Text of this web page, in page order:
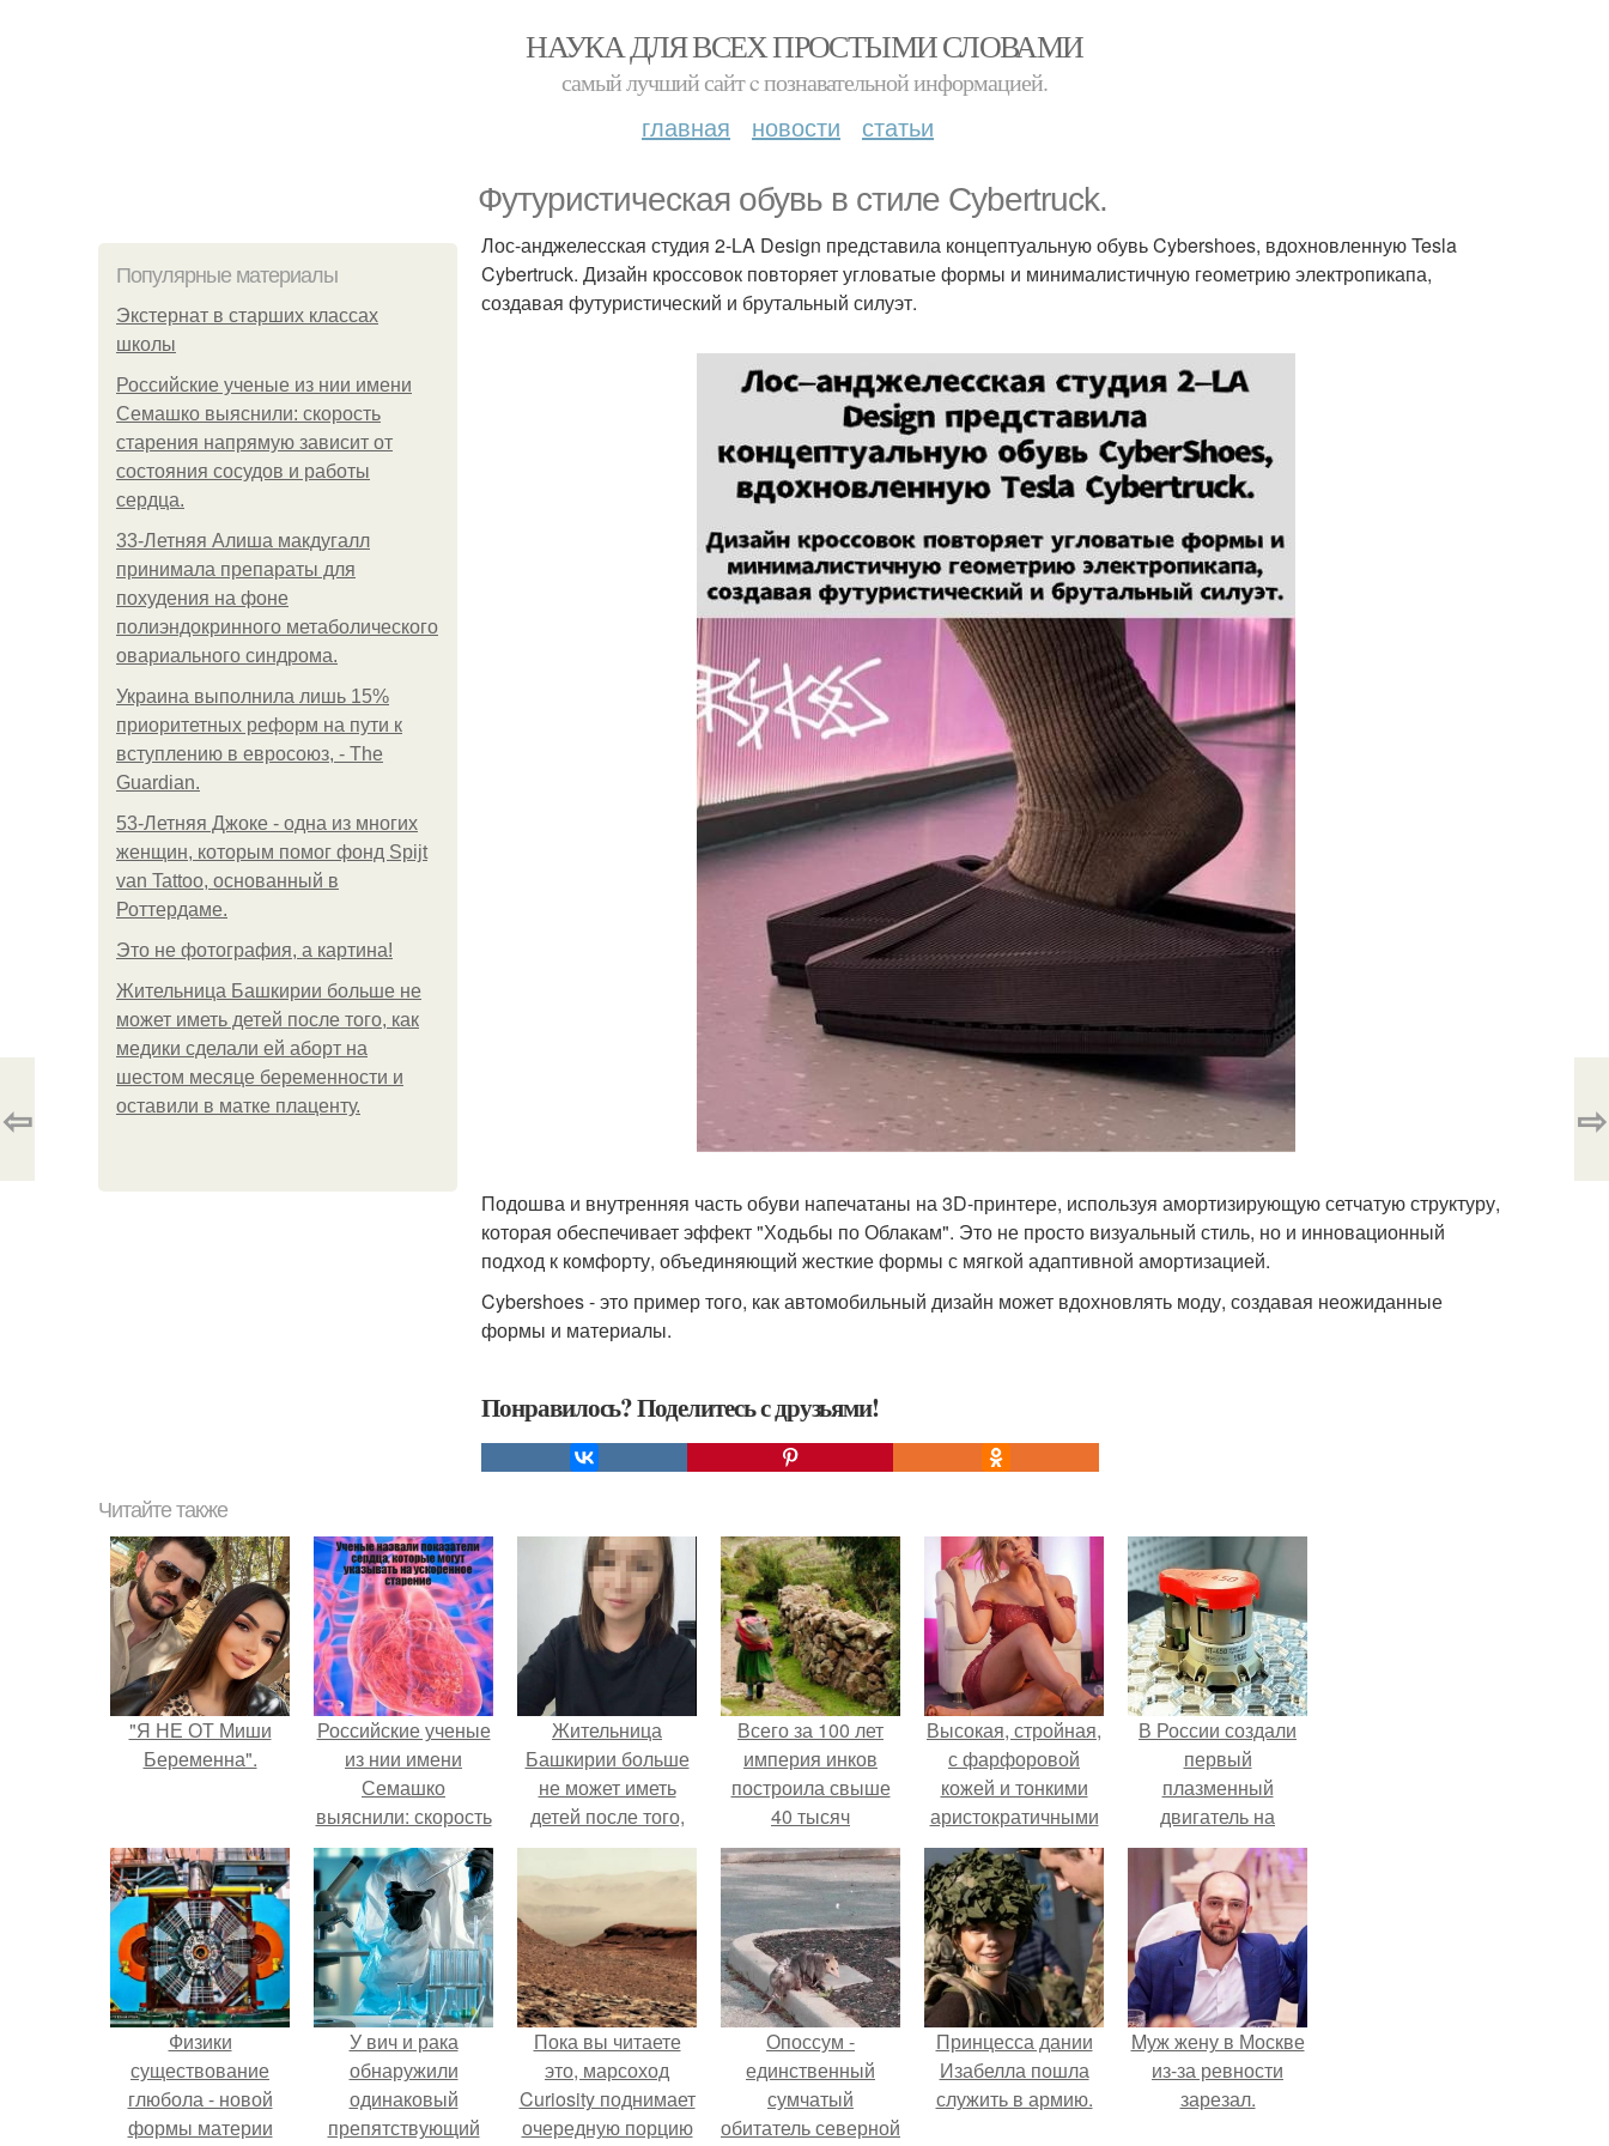
НАУКА ДЛЯ ВСЕХ ПРОСТЫМИ СЛОВАМИ
самый лучший сайт c познавательной информацией.
главная новости статьи
Футуристическая обувь в стиле Cybertruck.
Популярные материалы
Экстернат в старших классах
школы
Российские ученые из нии имени
Семашко выяснили: скорость
старения напрямую зависит от
состояния сосудов и работы
сердца.
33-Летняя Алиша макдугалл
принимала препараты для
похудения на фоне
полиэндокринного метаболического
овариального синдрома.
Украина выполнила лишь 15%
приоритетных реформ на пути к
вступлению в евросоюз, - The
Guardian.
53-Летняя Джоке - одна из многих
женщин, которым помог фонд Spijt
van Tattoo, основанный в
Роттердаме.
Это не фотография, а картина!
Жительница Башкирии больше не
может иметь детей после того, как
медики сделали ей аборт на
шестом месяце беременности и
оставили в матке плаценту.
Лос-анджелесская студия 2-LA Design представила концептуальную обувь Cybershoes, вдохновленную Tesla
Cybertruck. Дизайн кроссовок повторяет угловатые формы и минималистичную геометрию электропикапа,
создавая футуристический и брутальный силуэт.
Подошва и внутренняя часть обуви напечатаны на 3D-принтере, используя амортизирующую сетчатую структуру,
которая обеспечивает эффект "Ходьбы по Облакам". Это не просто визуальный стиль, но и инновационный
подход к комфорту, объединяющий жесткие формы с мягкой адаптивной амортизацией.
Cybershoes - это пример того, как автомобильный дизайн может вдохновлять моду, создавая неожиданные
формы и материалы.
Понравилось? Поделитесь с друзьями!
⇦ ⇨
Читайте также
"Я НЕ ОТ Миши
Беременна".
Российские ученые
из нии имени
Семашко
выяснили: скорость
старения напрямую
зависит от
состояния сосудов
и работы сердца.
Жительница
Башкирии больше
не может иметь
детей после того,
как медики сделали
ей аборт на шестом
месяце
беременности и
оставили в матке
плаценту.
Всего за 100 лет
империя инков
построила свыше
40 тысяч
километров дорог.
Высокая, стройная,
с фарфоровой
кожей и тонкими
аристократичными
чертами, эль
выглядит так, будто
сошла с полотна
художника.
В России создали
первый
плазменный
двигатель на
криптоне.
Физики
существование
глюбола - новой
формы материи
У вич и рака
обнаружили
одинаковый
препятствующий
Пока вы читаете
это, марсоход
Curiosity поднимает
очередную порцию
Опоссум -
единственный
сумчатый
обитатель северной
Принцесса дании
Изабелла пошла
служить в армию.
Mуж жену в Москве
из-за ревности
зарезал.